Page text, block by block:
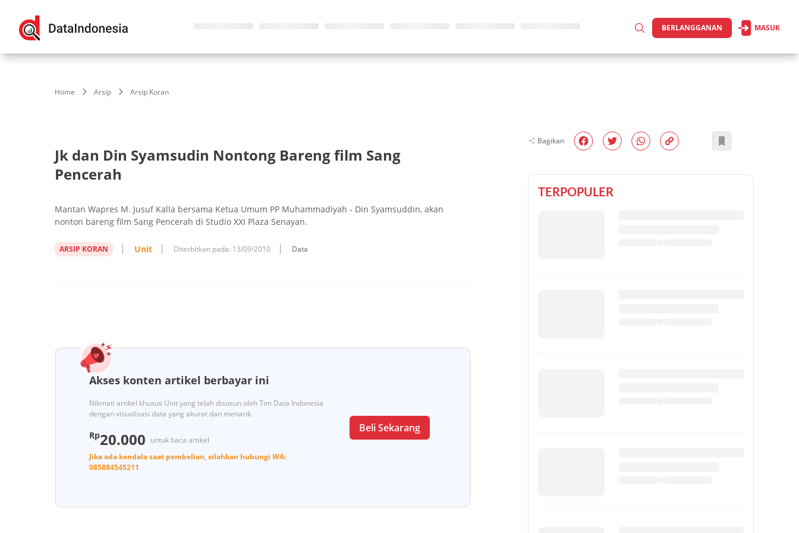
BERLANGGANAN MASUK
Home Arsip Arsip Koran
Jk dan Din Syamsudin Nontong Bareng film Sang
Pencerah
Mantan Wapres M. Jusuf Kalla bersama Ketua Umum PP Muhammadiyah - Din Syamsuddin, akan
nonton bareng film Sang Pencerah di Studio XXI Plaza Senayan.
ARSIP KORAN Unit Diterbitkan pada: 13/09/2010 Data
Akses konten artikel berbayar ini
Nikmati artikel khusus Unit yang telah disusun oleh Tim Data Indonesia
dengan visualisasi data yang akurat dan menarik.
Rp20.000 untuk baca artikel
Jika ada kendala saat pembelian, silahkan hubungi WA:
085884545211
Beli Sekarang
Bagikan
TERPOPULER